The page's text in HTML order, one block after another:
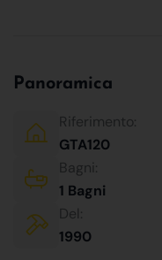
Panoramica
Riferimento:
GTA120
Bagni:
1 Bagni
Del:
1990